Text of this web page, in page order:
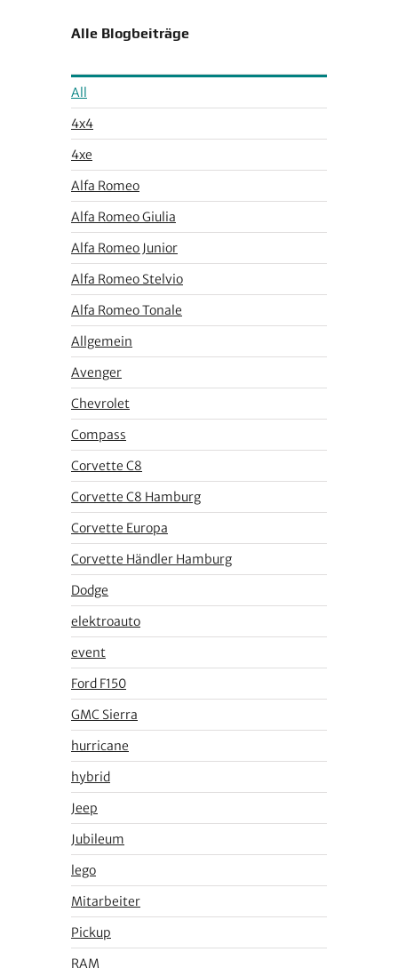
Alle Blogbeiträge
All
4x4
4xe
Alfa Romeo
Alfa Romeo Giulia
Alfa Romeo Junior
Alfa Romeo Stelvio
Alfa Romeo Tonale
Allgemein
Avenger
Chevrolet
Compass
Corvette C8
Corvette C8 Hamburg
Corvette Europa
Corvette Händler Hamburg
Dodge
elektroauto
event
Ford F150
GMC Sierra
hurricane
hybrid
Jeep
Jubileum
lego
Mitarbeiter
Pickup
RAM